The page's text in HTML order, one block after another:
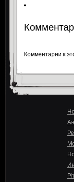
Комментарии к